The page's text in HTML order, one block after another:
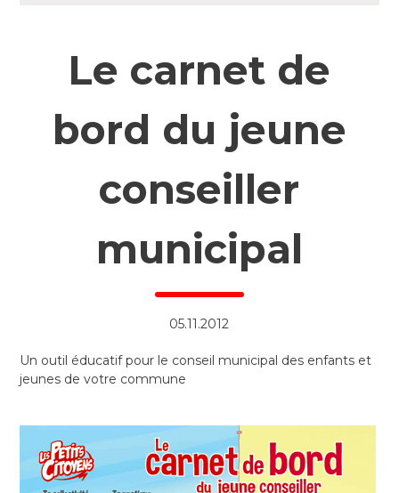
Le carnet de
bord du jeune
conseiller
municipal
05.11.2012
Un outil éducatif pour le conseil municipal des enfants et
jeunes de votre commune